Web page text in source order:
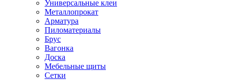
Универсальные клеи
Металлопрокат
Арматура
Пиломатериалы
Брус
Вагонка
Доска
Мебельные щиты
Сетки